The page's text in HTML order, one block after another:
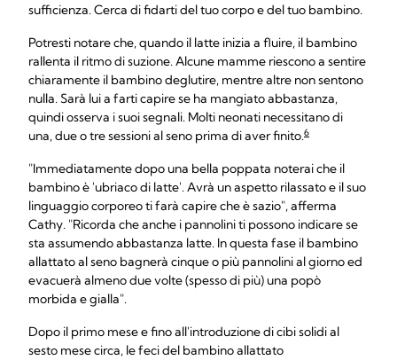
sufficienza. Cerca di fidarti del tuo corpo e del tuo bambino.
Potresti notare che, quando il latte inizia a fluire, il bambino
rallenta il ritmo di suzione. Alcune mamme riescono a sentire
chiaramente il bambino deglutire, mentre altre non sentono
nulla. Sarà lui a farti capire se ha mangiato abbastanza,
quindi osserva i suoi segnali. Molti neonati necessitano di
una, due o tre sessioni al seno prima di aver finito.6
"Immediatamente dopo una bella poppata noterai che il
bambino è 'ubriaco di latte'. Avrà un aspetto rilassato e il suo
linguaggio corporeo ti farà capire che è sazio", afferma
Cathy. "Ricorda che anche i pannolini ti possono indicare se
sta assumendo abbastanza latte. In questa fase il bambino
allattato al seno bagnerà cinque o più pannolini al giorno ed
evacuerà almeno due volte (spesso di più) una popò
morbida e gialla".
Dopo il primo mese e fino all'introduzione di cibi solidi al
sesto mese circa, le feci del bambino allattato